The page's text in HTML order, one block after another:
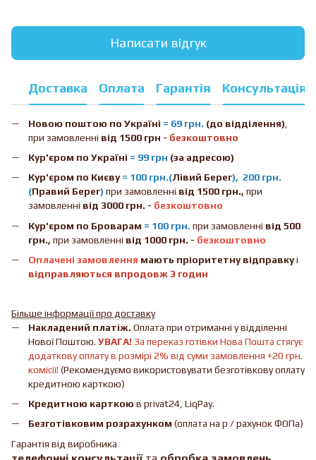
Написати відгук
Доставка Оплата Гарантія Консультація
Новою поштою по Україні = 69 грн. (до відділення)
при замовленні від 1500 грн - безкоштовно
Кур'єром по Україні = 99 грн (за адресою)
Кур'єром по Києву= 100 грн.(Лівий Берег), 200 грн.
(Правий Берег) при замовленні від 1500 грн., при
замовленні від 3000 грн. - безкоштовно
Кур'єром по Броварам = 100 грн. при замовленні від 500
грн., при замовленні від 1000 грн. - безкоштовно
Оплачені замовлення мають пріоритетну відправкуі
відправляються впродовж 3 годин
Більше інформації про доставку
Накладений платіж. Оплата при отриманні у відділенні
Нової Поштою. УВАГА! За переказ готівки Нова Пошта стягує
додаткову оплату в розмірі 2% від суми замовлення +20 грн.
комісії! (Рекомендуємо використовувати безготівкову оплату
кредитною карткою)
Кредитною карткою в privat24, LiqPay.
Безготівковим розрахунком (оплата на р / рахунок ФОПа)
Гарантія від виробника